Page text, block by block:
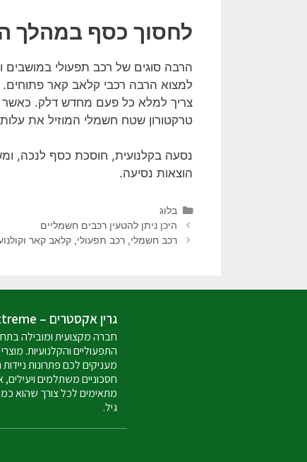
לחסוך כסף במהלך
הרבה סוגים של רכב תפעולי במושבים
למצוא הרבה רכבי קלאב קאר
צריך למלא כל פעם מחדש דלק. כאשר
טרקטורון שטח חשמלי המוזיל את
נסעה בקלנועית, חוסכת כסף לנכה,
הוצאות נסיעה.
בלוג
היכן ניתן להטעין רכבים חשמליים
רכב חשמלי, רכב תפעולי, קלאב קאר
גרין אקסטרים – Green Extreme
חברה מקצועית ומובילה
התפעוליים והקלנועיות.
מעניקים לכם פתרונות ניידות
חסכוניים משתלמים
מתאימים לכל צורך שהוא
גיל.